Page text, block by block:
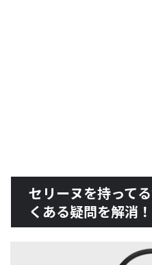
セリーヌを持って
くある疑問を解消！